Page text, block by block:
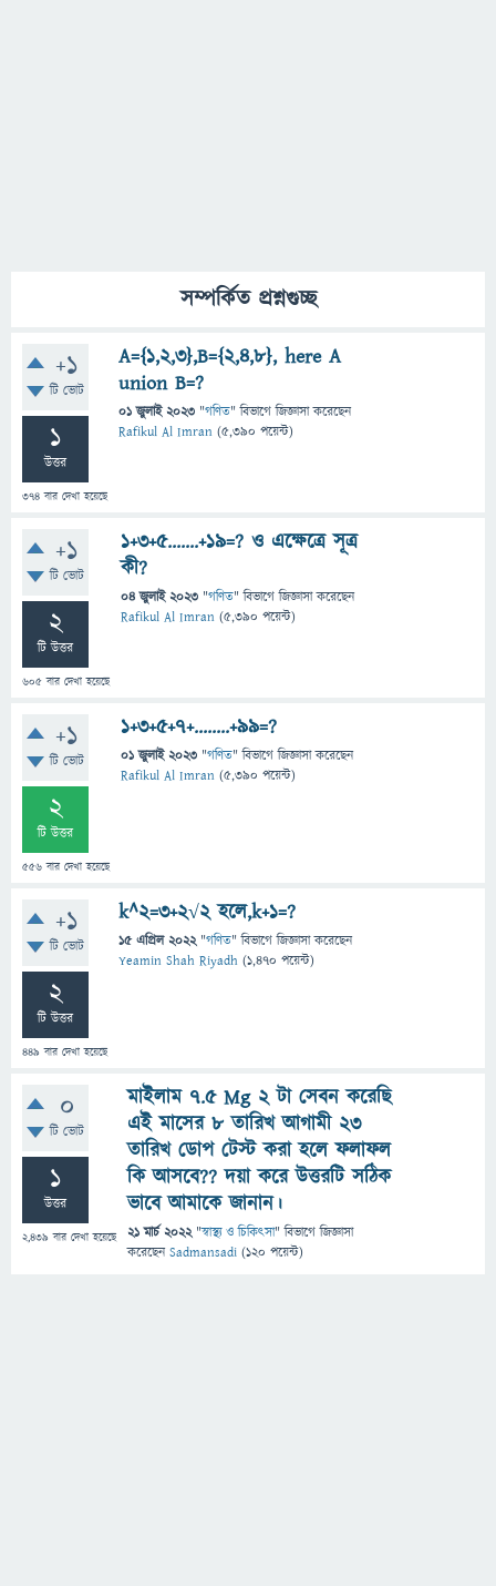
সম্পর্কিত প্রশ্নগুচ্ছ
+1
টি ভোট
1
উত্তর
374 বার দেখা হয়েছে
A={1,2,3},B={2,4,8}, here A
union B=?
01 জুলাই 2023 "গণিত" বিভাগে জিজ্ঞাসাকরেছেন
Rafikul Al Imran (5,390 পয়েন্ট)
+1
টি ভোট
2
টি উত্তর
605 বার দেখা হয়েছে
1+3+5.......+19=? ও এক্ষেত্রে সূত্র
কী?
04 জুলাই 2023 "গণিত" বিভাগে জিজ্ঞাসাকরেছেন
Rafikul Al Imran (5,390 পয়েন্ট)
+1
টি ভোট
2
টি উত্তর
556 বার দেখা হয়েছে
1+3+5+7+........+99=?
01 জুলাই 2023 "গণিত" বিভাগে জিজ্ঞাসাকরেছেন
Rafikul Al Imran (5,390 পয়েন্ট)
+1
টি ভোট
2
টি উত্তর
449 বার দেখা হয়েছে
k^2=3+2√2 হলে,k+1=?
15 এপ্রিল 2022 "গণিত" বিভাগে জিজ্ঞাসাকরেছেন
Yeamin Shah Riyadh (1,470 পয়েন্ট)
0
টি ভোট
1
উত্তর
2,439 বার দেখা হয়েছে
মাইলাম 7.5 Mg 2 টা সেবন করেছি
এই মাসের 8 তারিখ আগামী 23
তারিখ ডোপ টেস্ট করা হলে ফলাফল
কি আসবে?? দয়া করে উত্তরটি সঠিক
ভাবে আমাকে জানান।
21 মার্চ 2022 "স্বাস্থ্য ও চিকিৎসা" বিভাগে জিজ্ঞাসা
করেছেনSadmansadi (120 পয়েন্ট)